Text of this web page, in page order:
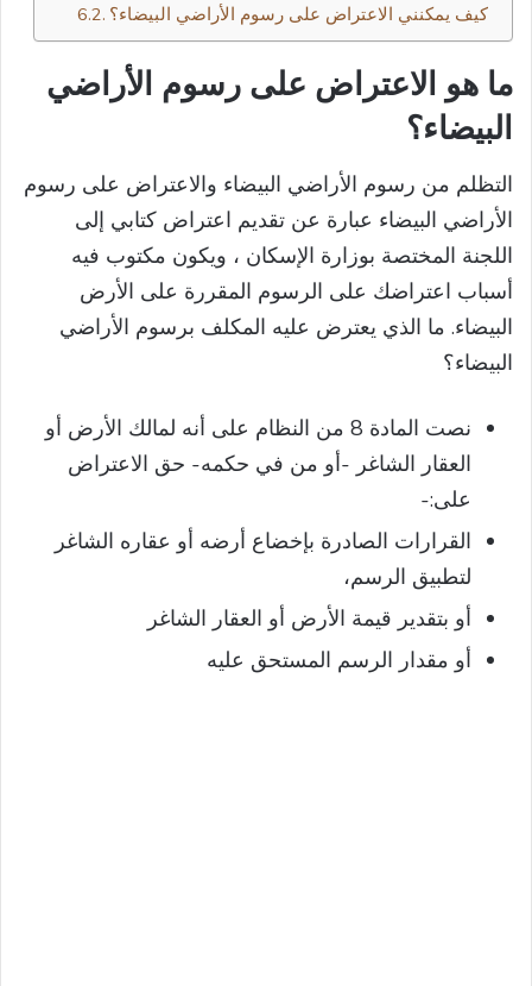
كيف يمكنني الاعتراض على رسوم الأراضي البيضاء؟
ما هو الاعتراض على رسوم الأراضي
البيضاء؟
التظلم من رسوم الأراضي البيضاء والاعتراض على رسوم
الأراضي البيضاء عبارة عن تقديم اعتراض كتابي إلى
اللجنة المختصة بوزارة الإسكان ، ويكون مكتوب فيه
أسباب اعتراضك على الرسوم المقررة على الأرض
البيضاء. ما الذي يعترض عليه المكلف برسوم الأراضي
البيضاء؟
نصت المادة 8 من النظام على أنه لمالك الأرض أو
العقار الشاغر -أو من في حكمه- حق الاعتراض
على:-
القرارات الصادرة بإخضاع أرضه أو عقاره الشاغر
لتطبيق الرسم،
أو بتقدير قيمة الأرض أو العقار الشاغر
أو مقدار الرسم المستحق عليه